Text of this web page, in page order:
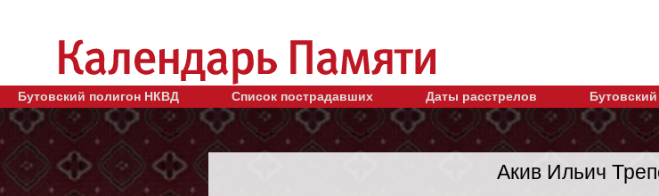
Бутовский полигон НКВД Список пострадавших Даты расстрелов
Акив Ильич